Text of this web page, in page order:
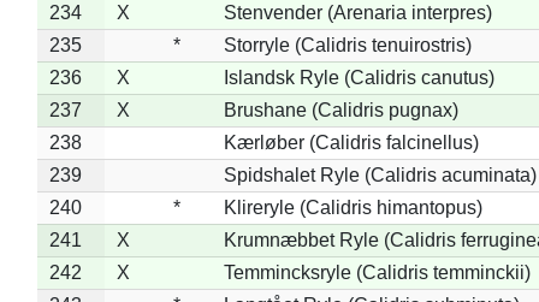
234 X
Stenvender (Arenaria interpres)
235
*
Storryle (Calidris tenuirostris)
236
X
Islandsk Ryle (Calidris canutus)
237
X
Brushane (Calidris pugnax)
238
Kærløber (Calidris falcinellus)
239
Spidshalet Ryle (Calidris acuminata)
240
*
Klireryle (Calidris himantopus)
241
X
Krumnæbbet Ryle (Calidris
242
X
Temmincksryle (Calidris temminckii)